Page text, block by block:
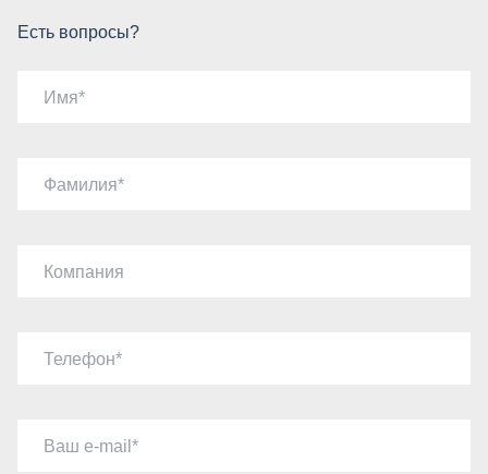
Есть вопросы?
Имя
Фамилия
Компания
Телефон
Ваш e-mail